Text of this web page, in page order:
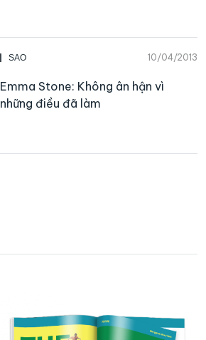
SAO 10/04/2013
Emma Stone: Không ân hận vì
những điều đã làm